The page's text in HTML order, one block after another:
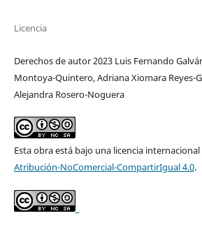
Licencia
Derechos de autor 2023 Luis Fernando
Montoya-Quintero, Adriana Xiomara Reyes-
Alejandra Rosero-Noguera
Esta obra está bajo una licencia internacional
Atribución-NoComercial-CompartirIgual 4.0.